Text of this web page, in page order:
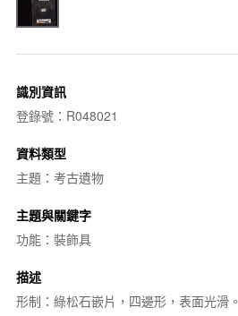
識別資訊
登錄號：R048021
資料類型
主題：考古遺物
主題與關鍵字
功能：裝飾具
描述
形制：綠松石嵌片，四邊形，表面光滑。